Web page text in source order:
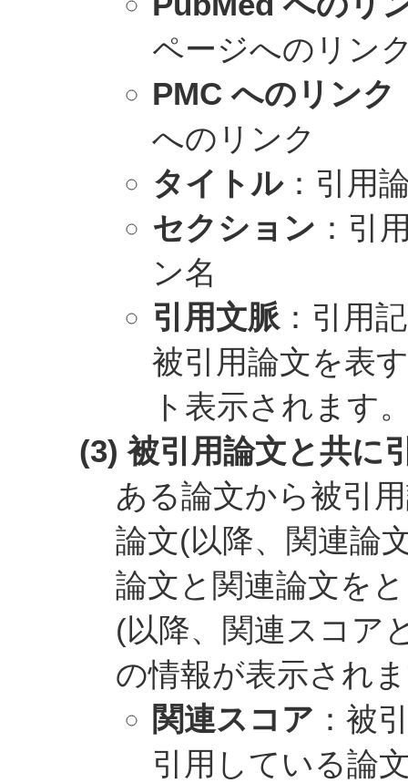
ページへのリン
PMC へのリンク
へのリンク
タイトル：引用
セクション ：引
ン名
引用文脈 ：引用
被引用論文を表
ト表示されます
(3) 被引用論文と共に
ある論文から被引
論文(以降、関連論
論文と関連論文を
(以降、関連スコア
の情報が表示され
関連スコア ：被
引用している論